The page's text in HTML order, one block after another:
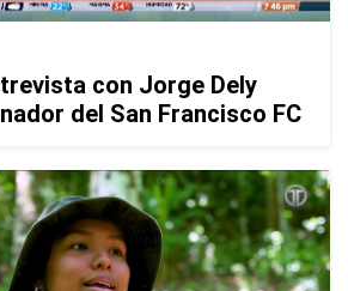
con Jorge Dely
del San Francisco FC